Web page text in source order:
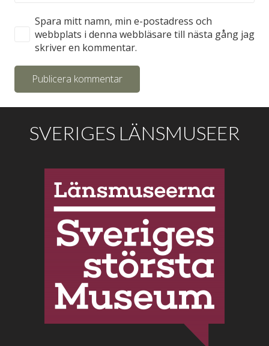
Spara mitt namn, min e-postadress och
webbplats i denna webbläsare till nästa gång jag
skriver en kommentar.
Publicera kommentar
SVERIGES LÄNSMUSEER